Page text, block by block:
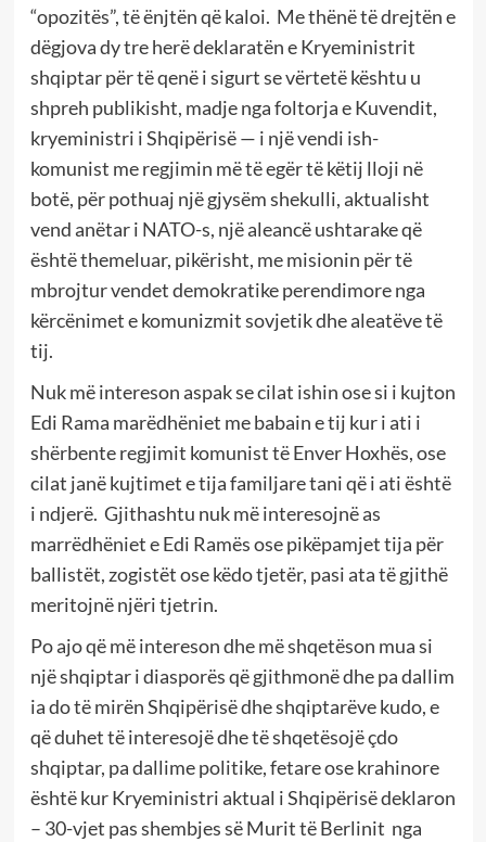
“opozitës”, të ënjtën që kaloi. Me thënë të drejtën e
dëgjova dy tre herë deklaratën e Kryeministrit
shqiptar për të qenë i sigurt se vërtetë kështu u
shpreh publikisht, madje nga foltorja e Kuvendit,
kryeministri i Shqipërisë — i një vendi ish-
komunist me regjimin më të egër të këtij lloji në
botë, për pothuaj një gjysëm shekulli, aktualisht
vend anëtar i NATO-s, një aleancë ushtarake që
është themeluar, pikërisht, me misionin për të
mbrojtur vendet demokratike perendimore nga
kërcënimet e komunizmit sovjetik dhe aleatëve të
tij.
Nuk më intereson aspak se cilat ishin ose si i kujton
Edi Rama marëdhëniet me babain e tij kur i ati i
shërbente regjimit komunist të Enver Hoxhës, ose
cilat janë kujtimet e tija familjare tani që i ati është
i ndjerë. Gjithashtu nuk më interesojnë as
marrëdhëniet e Edi Ramës ose pikëpamjet tija për
ballistët, zogistët ose këdo tjetër, pasi ata të gjithë
meritojnë njëri tjetrin.
Po ajo që më intereson dhe më shqetëson mua si
një shqiptar i diasporës që gjithmonë dhe pa dallim
ia do të mirën Shqipërisë dhe shqiptarëve kudo, e
që duhet të interesojë dhe të shqetësojë çdo
shqiptar, pa dallime politike, fetare ose krahinore
është kur Kryeministri aktual i Shqipërisë deklaron
– 30-vjet pas shembjes së Murit të Berlinit nga